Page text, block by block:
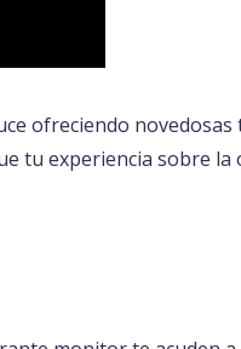
ofreciendo
tu experiencia sobre